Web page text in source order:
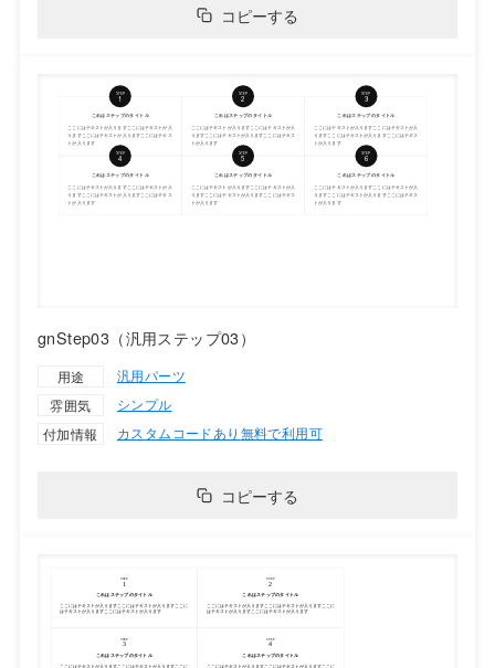
コピーする
gnStep03（汎用ステップ03）
用途
汎用パーツ
雰囲気
シンプル
付加情報
カスタムコードあり 無料で利用可
コピーする